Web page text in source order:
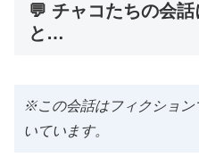
💬 チャコたちの会
と…
※この会話はフィクション
いています。